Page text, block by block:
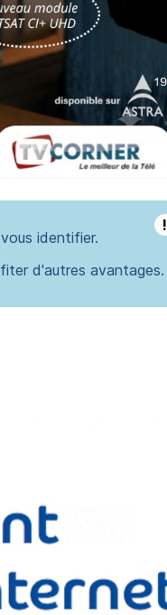
!
identifier.
d'autres avantages.